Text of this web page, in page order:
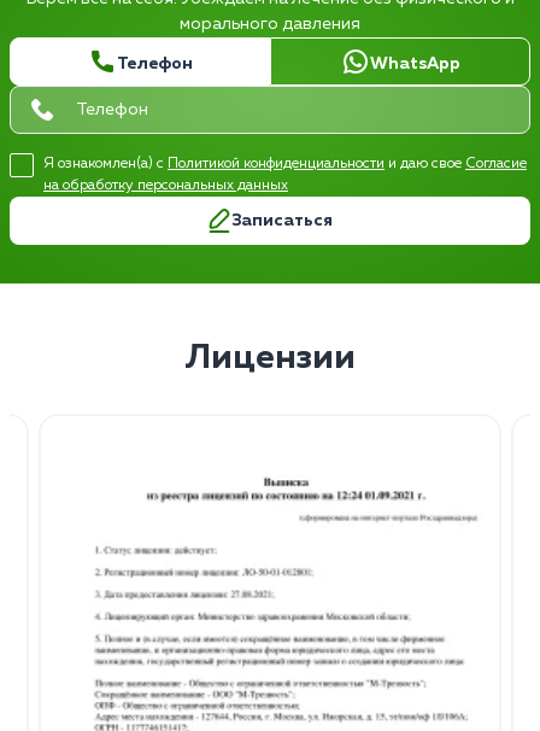
морального давления
Телефон WhatsApp
Я ознакомлен(а) с Политикой конфиденциальности и даю свое Согласие
на обработку персональных данных
Записаться
Лицензии